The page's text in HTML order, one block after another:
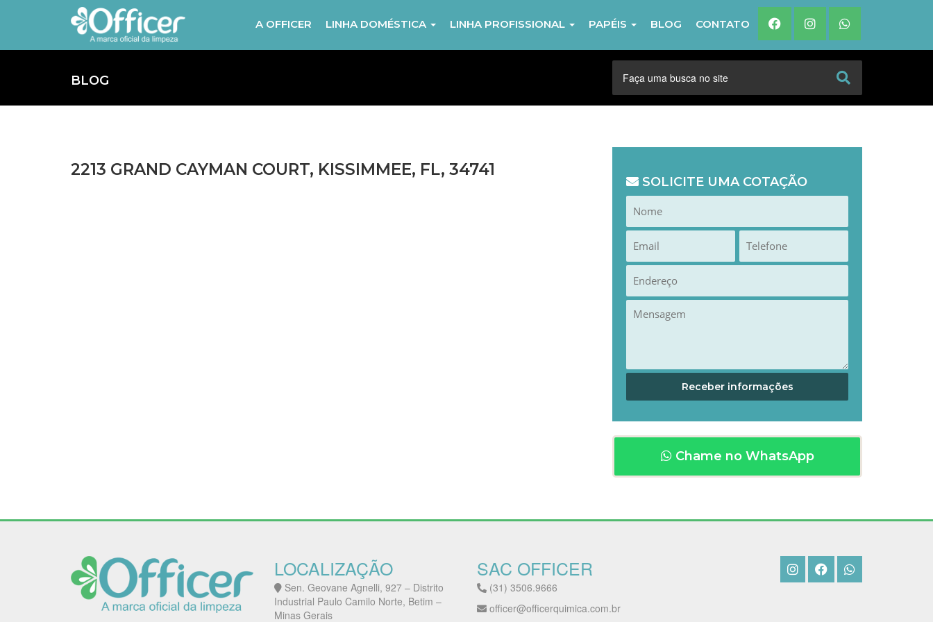
A OFFICER LINHA DOMÉSTICA LINHA PROFISSIONAL PAPÉIS BLOG CONTATO
BLOG
2213 GRAND CAYMAN COURT, KISSIMMEE, FL, 34741
SOLICITE UMA COTAÇÃO
Chame no WhatsApp
LOCALIZAÇÃO
Sen. Geovane Agnelli, 927 – Distrito
Industrial Paulo Camilo Norte, Betim –
Minas Gerais
SAC OFFICER
(31) 3506.9666
officer@officerquimica.com.br